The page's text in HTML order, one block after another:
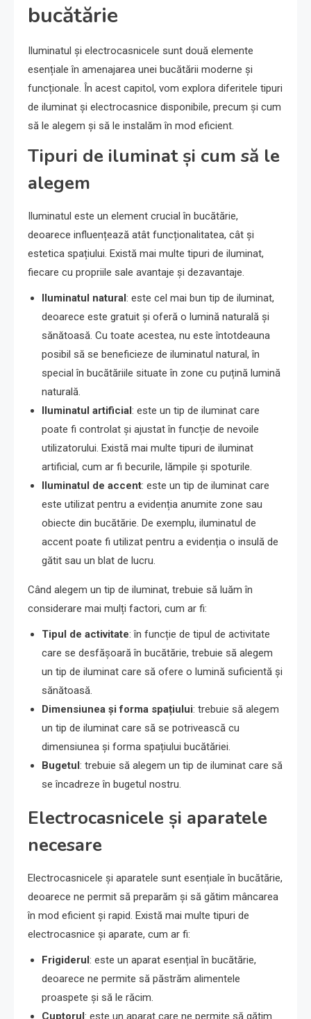
bucătărie
Iluminatul și electrocasnicele sunt două elemente
esențiale în amenajarea unei bucătării moderne și
funcționale. În acest capitol, vom explora diferitele tipuri
de iluminat și electrocasnice disponibile, precum și cum
să le alegem și să le instalăm în mod eficient.
Tipuri de iluminat și cum să le
alegem
Iluminatul este un element crucial în bucătărie,
deoarece influențează atât funcționalitatea, cât și
estetica spațiului. Există mai multe tipuri de iluminat,
fiecare cu propriile sale avantaje și dezavantaje.
Iluminatul natural : este cel mai bun tip de iluminat,
deoarece este gratuit și oferă o lumină naturală și
sănătoasă. Cu toate acestea, nu este întotdeauna
posibil să se beneficieze de iluminatul natural, în
special în bucătăriile situate în zone cu puțină lumină
naturală.
Iluminatul artificial : este un tip de iluminat care
poate fi controlat și ajustat în funcție de nevoile
utilizatorului. Există mai multe tipuri de iluminat
artificial, cum ar fi becurile, lămpile și spoturile.
Iluminatul de accent: este un tip de iluminat care
este utilizat pentru a evidenția anumite zone sau
obiecte din bucătărie. De exemplu, iluminatul de
accent poate fi utilizat pentru a evidenția o insulă de
gătit sau un blat de lucru.
Când alegem un tip de iluminat, trebuie să luăm în
considerare mai mulți factori, cum ar fi:
Tipul de activitate: în funcție de tipul de activitate
care se desfășoară în bucătărie, trebuie să alegem
un tip de iluminat care să ofere o lumină suficientă și
sănătoasă.
Dimensiunea și forma spațiului: trebuie să alegem
un tip de iluminat care să se potrivească cu
dimensiunea și forma spațiului bucătăriei.
Bugetul : trebuie să alegem un tip de iluminat care să
se încadreze în bugetul nostru.
Electrocasnicele și aparatele
necesare
Electrocasnicele și aparatele sunt esențiale în bucătărie,
deoarece ne permit să preparăm și să gătim mâncarea
în mod eficient și rapid. Există mai multe tipuri de
electrocasnice și aparate, cum ar fi:
Frigiderul : este un aparat esențial în bucătărie,
deoarece ne permite să păstrăm alimentele
proaspete și să le răcim.
Cuptorul : este un aparat care ne permite să gătim